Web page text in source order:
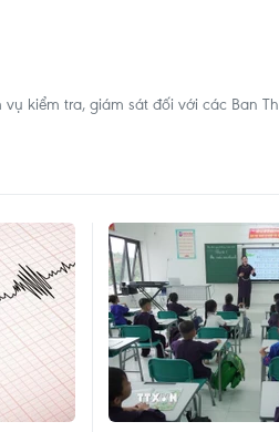
kiểm tra, giám sát đối với các Ban